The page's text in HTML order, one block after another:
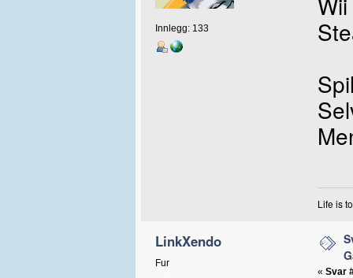
Innlegg: 133
Life is
LinkXendo
Fur
« Svar